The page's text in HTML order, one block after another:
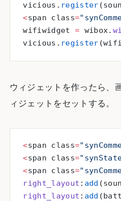
vicious. register
<span class=
wifiwidget = wibox.
vicious. register
ウィジェットを作ったら、
ィジェットをセットする。
<span class=
<span class=
<span class=
right_layout : add
right_layout : add